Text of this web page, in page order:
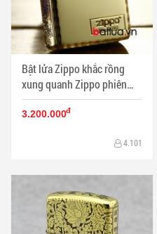
Bật lửa Zippo khắc rồng
xung quanh Zippo phiên
bản đông giới hạn - Mã SP:
BL03180
3.200.000đ
4.101